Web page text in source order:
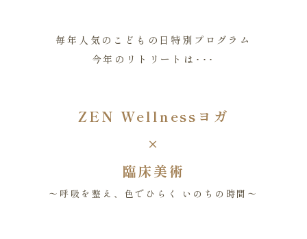
毎年人気のこどもの日特別プログラム
今年のリトリートは･･･
ZEN Wellnessヨガ
×
臨床美術
〜呼吸を整え、色でひらく いのちの時間〜